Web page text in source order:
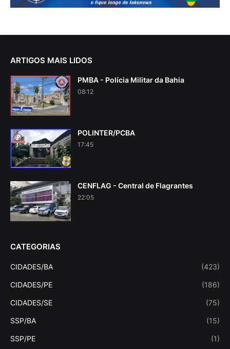
ARTIGOS MAIS LIDOS
PMBA - Polícia Militar da Bahia
08:12
POLINTER/PCBA
17:45
CENFLAG - Central de Flagrantes
22:05
CATEGORIAS
CIDADES/BA (423)
CIDADES/PE (186)
CIDADES/SE (75)
SSP/BA (15)
SSP/PE (1)